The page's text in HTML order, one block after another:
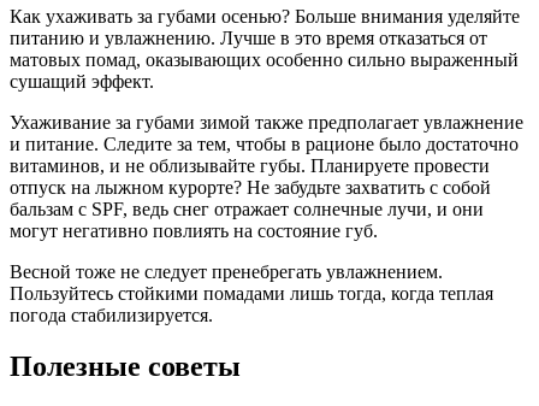
Как ухаживать за губами осенью? Больше внимания уделяйте
питанию и увлажнению. Лучше в это время отказаться от
матовых помад, оказывающих особенно сильно выраженный
сушащий эффект.
Ухаживание за губами зимой также предполагает увлажнение
и питание. Следите за тем, чтобы в рационе было достаточно
витаминов, и не облизывайте губы. Планируете провести
отпуск на лыжном курорте? Не забудьте захватить с собой
бальзам с SPF, ведь снег отражает солнечные лучи, и они
могут негативно повлиять на состояние губ.
Весной тоже не следует пренебрегать увлажнением.
Пользуйтесь стойкими помадами лишь тогда, когда теплая
погода стабилизируется.
Полезные советы